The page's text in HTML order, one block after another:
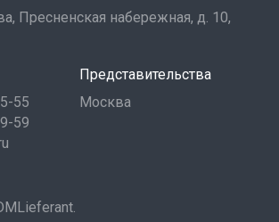
Пресненская набережная, д. 10,
55
59
Представительства
Москва